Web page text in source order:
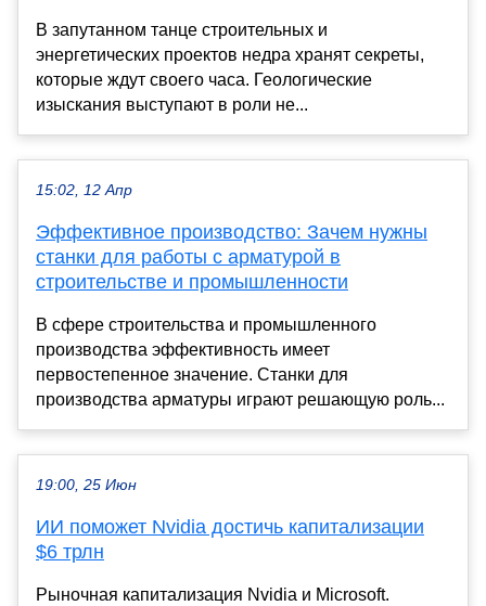
В запутанном танце строительных и
энергетических проектов недра хранят секреты,
которые ждут своего часа. Геологические
изыскания выступают в роли не...
15:02, 12 Апр
Эффективное производство: Зачем нужны
станки для работы с арматурой в
строительстве и промышленности
В сфере строительства и промышленного
производства эффективность имеет
первостепенное значение. Станки для
производства арматуры играют решающую роль...
19:00, 25 Июн
ИИ поможет Nvidia достичь капитализации
$6 трлн
Рыночная капитализация Nvidia и Microsoft.